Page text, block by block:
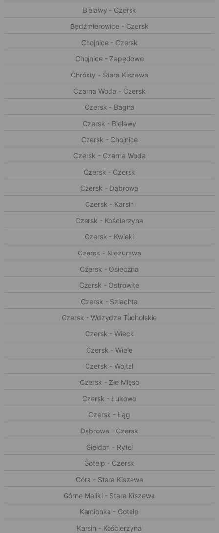
Bielawy - Czersk
Będźmierowice - Czersk
Chojnice - Czersk
Chojnice - Zapędowo
Chrósty - Stara Kiszewa
Czarna Woda - Czersk
Czersk - Bagna
Czersk - Bielawy
Czersk - Chojnice
Czersk - Czarna Woda
Czersk - Czersk
Czersk - Dąbrowa
Czersk - Karsin
Czersk - Kościerzyna
Czersk - Kwieki
Czersk - Nieżurawa
Czersk - Osieczna
Czersk - Ostrowite
Czersk - Szlachta
Czersk - Wdzydze Tucholskie
Czersk - Wieck
Czersk - Wiele
Czersk - Wojtal
Czersk - Złe Mięso
Czersk - Łukowo
Czersk - Łąg
Dąbrowa - Czersk
Giełdon - Rytel
Gotelp - Czersk
Góra - Stara Kiszewa
Górne Maliki - Stara Kiszewa
Kamionka - Gotelp
Karsin - Kościerzyna